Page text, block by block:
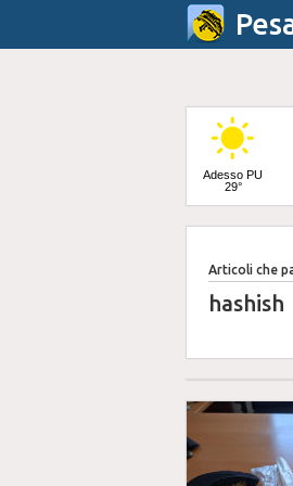
Adesso PU
29°
Domenica
24° / 32°
Articoli che
hashish